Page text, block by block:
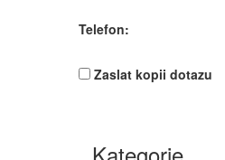
Telefon:
Zaslat kopii dotazu